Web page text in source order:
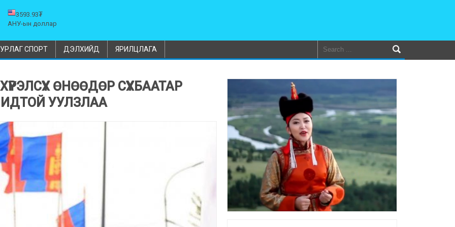
3593.93₮
АНУ-ын доллар
УРЛАГ СПОРТ ДЭЛХИЙД ЯРИЛЦЛАГА
ӨНӨӨДӨР СҮХБААТАР
УУЛЗЛАА